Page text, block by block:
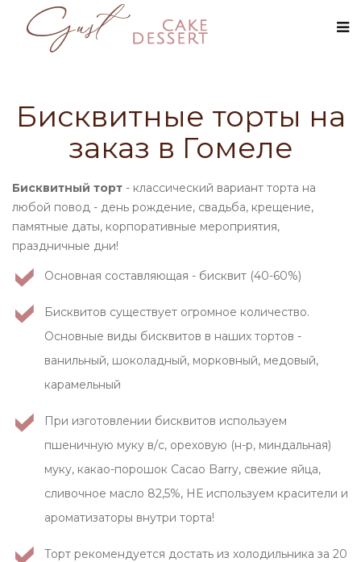
Бисквитные торты на
заказ в Гомеле
Бисквитный торт - классический вариант торта на
любой повод - день рождение, свадьба, крещение,
памятные даты, корпоративные мероприятия,
праздничные дни!
Основная составляющая - бисквит (40-60%)
Бисквитов существует огромное количество.
Основные виды бисквитов в наших тортов -
ванильный, шоколадный, морковный, медовый,
карамельный
При изготовлении бисквитов используем
пшеничную муку в/с, ореховую (н-р, миндальная)
муку, какао-порошок Cacao Barry, свежие яйца,
сливочное масло 82,5%, НЕ используем красители и
ароматизаторы внутри торта!
Торт рекомендуется достать из холодильника за 20